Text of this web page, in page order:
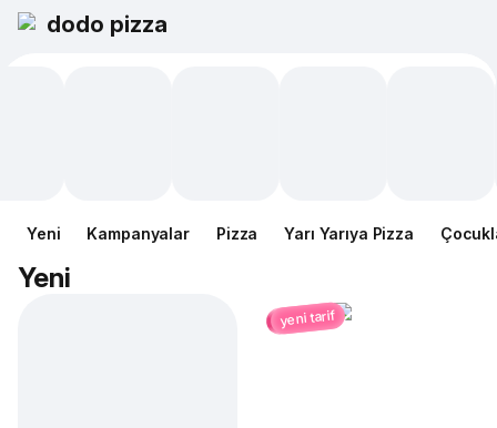
dodo pizza
Yeni Kampanyalar Pizza Yarı Yarıya Pizza
Yeni
yeni tarif